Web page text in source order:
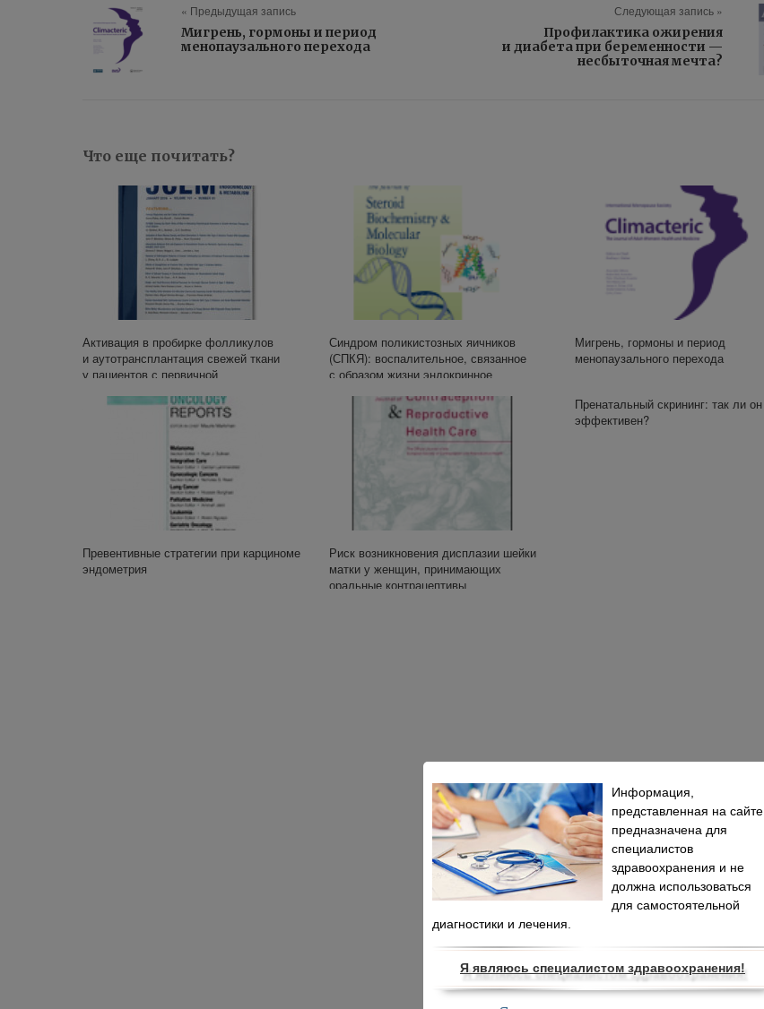
« Предыдущая запись
Мигрень, гормоны и период
менопаузального перехода
Следующая запись »
Профилактика ожирения
и диабета при беременности —
несбыточная мечта?
Что еще почитать?
Активация в пробирке фолликулов
и аутотрансплантация свежей ткани
у пациентов с первичной
Синдром поликистозных яичников
(СПКЯ): воспалительное, связанное
с образом жизни эндокринное
Мигрень, гормоны и период
менопаузального перехода
Превентивные стратегии при карциноме
эндометрия
Риск возникновения дисплазии шейки
матки у женщин, принимающих
оральные контрацептивы
Пренатальный скрининг: так ли он
эффективен?
Информация,
представленная на сайте,
предназначена для
специалистов
здравоохранения и не
должна использоваться
для самостоятельной
диагностики и лечения.
Я являюсь специалистом здравоохранения!